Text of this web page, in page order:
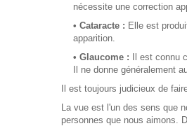
nécessite une correction
• Cataracte : Elle est
apparition.
• Glaucome : Il est connu
Il ne donne généralement
Il est toujours judicieux de
La vue est l'un des sens que
personnes que nous aimons.